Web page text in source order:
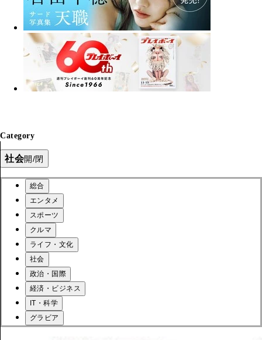
Category
社会開/閉
総合
エンタメ
スポーツ
クルマ
ライフ・文化
社会
政治・国際
経済・ビジネス
IT・科学
グラビア